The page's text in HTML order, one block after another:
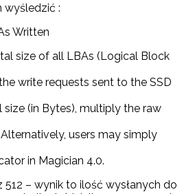
wyśledzić :
Written
size of all LBAs (Logical Block
write requests sent to the SSD
(in Bytes), multiply the raw
users may simply
in Magician 4.0.
– wynik to ilość wysłanych do